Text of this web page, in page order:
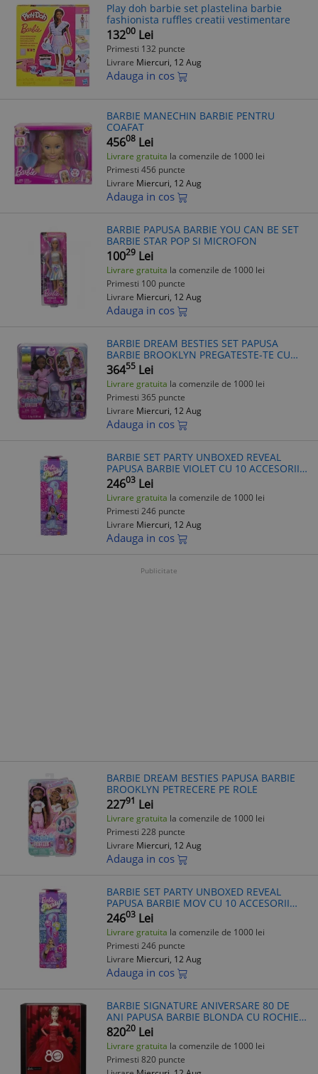
Play doh barbie set plastelina barbie
fashionista ruffles creatii vestimentare
13200 Lei
Primesti 132 puncte
Livrare Miercuri, 12 Aug
Adauga in cos
BARBIE MANECHIN BARBIE PENTRU
COAFAT
45608 Lei
Livrare gratuita la comenzile de 1000 lei
Primesti 456 puncte
Livrare Miercuri, 12 Aug
Adauga in cos
BARBIE PAPUSA BARBIE YOU CAN BE SET
BARBIE STAR POP SI MICROFON
10029 Lei
Livrare gratuita la comenzile de 1000 lei
Primesti 100 puncte
Livrare Miercuri, 12 Aug
Adauga in cos
BARBIE DREAM BESTIES SET PAPUSA
BARBIE BROOKLYN PREGATESTE-TE CU
BARBIE
36455 Lei
Livrare gratuita la comenzile de 1000 lei
Primesti 365 puncte
Livrare Miercuri, 12 Aug
Adauga in cos
BARBIE SET PARTY UNBOXED REVEAL
PAPUSA BARBIE VIOLET CU 10 ACCESORII
SURPRIZA
24603 Lei
Livrare gratuita la comenzile de 1000 lei
Primesti 246 puncte
Livrare Miercuri, 12 Aug
Adauga in cos
Publicitate
BARBIE DREAM BESTIES PAPUSA BARBIE
BROOKLYN PETRECERE PE ROLE
22791 Lei
Livrare gratuita la comenzile de 1000 lei
Primesti 228 puncte
Livrare Miercuri, 12 Aug
Adauga in cos
BARBIE SET PARTY UNBOXED REVEAL
PAPUSA BARBIE MOV CU 10 ACCESORII
SURPRIZA
24603 Lei
Livrare gratuita la comenzile de 1000 lei
Primesti 246 puncte
Livrare Miercuri, 12 Aug
Adauga in cos
BARBIE SIGNATURE ANIVERSARE 80 DE
ANI PAPUSA BARBIE BLONDA CU ROCHIE
DE BAL ROSIE
82020 Lei
Livrare gratuita la comenzile de 1000 lei
Primesti 820 puncte